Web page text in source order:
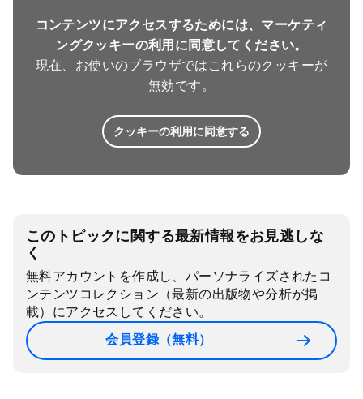
コンテンツにアクセスするためには、マーケティ
ングクッキーの利用に同意してください。
現在、お使いのブラウザではこれらのクッキーが
無効です。
クッキーの利用に同意する
このトピックに関する最新情報をお見逃しな
く
無料アカウントを作成し、パーソナライズされたコ
ンテンツコレクション（最新の出版物や分析が掲
載）にアクセスしてください。
会員登録（無料）